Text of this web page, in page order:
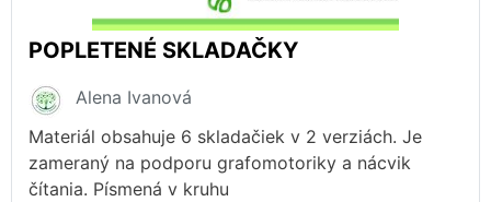
POPLETENÉ SKLADAČKY
Alena Ivanová
Materiál obsahuje 6 skladačiek v 2 verziách. Je
zameraný na podporu grafomotoriky a nácvik
čítania. Písmená v kruhu